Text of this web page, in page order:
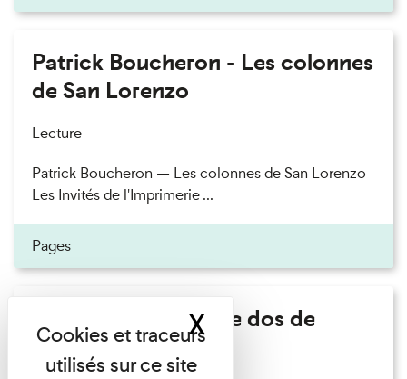
Patrick Boucheron - Les colonnes
de San Lorenzo
Lecture
Patrick Boucheron — Les colonnes de San Lorenzo
Les Invités de l'Imprimerie ...
Pages
Philippe Artières - Le dos de
l'histoire
XMasquer le